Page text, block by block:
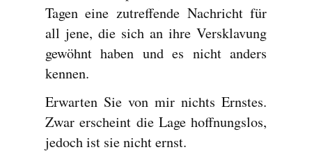
Tagen eine zutreffende Nachricht für
all jene, die sich an ihre Versklavung
gewöhnt haben und es nicht anders
kennen.
Erwarten Sie von mir nichts Ernstes.
Zwar erscheint die Lage hoffnungslos,
jedoch ist sie nicht ernst.